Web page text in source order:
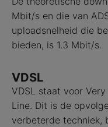
Mbit/s en die van
uploadsnelheid die
bieden, is 1.3 Mbit/s.
VDSL
VDSL staat voor
Line. Dit is de
verbeterde techniek,